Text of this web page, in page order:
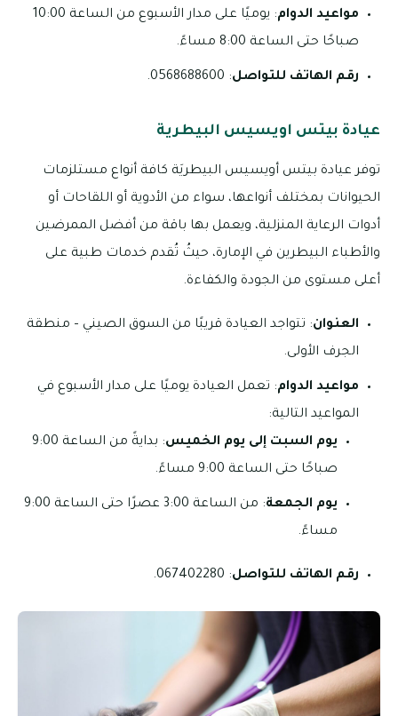
مواعيد الدوام
: يوميًا على مدار الأسبوع من الساعة 10:00
صباحًا حتى الساعة 8:00 مساءً.
رقم الهاتف للتواصل: 0568688600.
عيادة بيتس اويسيس البيطرية
توفر عيادة بيتس أويسيس البيطريَة كافة أنواع مستلزمات
الحيوانات بمختلف أنواعها، سواء من الأدوية أو اللقاحات أو
أدوات الرعاية المنزلية، ويعمل بها باقة من أفضل الممرضين
والأطباء البيطرين في الإمارة، حيثُ تُقدم خدمات طبية على
أعلى مستوى من الجودة والكفاءة.
العنوان: تتواجد العيادة قريبًا من السوق الصيني – منطقة
الجرف الأولى.
مواعيد الدوام: تعمل العيادة يوميًا على مدار الأسبوع في
المواعيد التالية:
يوم السبت إلى يوم الخميس
: بدايةً من الساعة 9:00
صباحًا حتى الساعة 9:00 مساءً.
يوم الجمعة
: من الساعة 3:00 عصرًا حتى الساعة 9:00
مساءً.
رقم الهاتف للتواصل: 067402280.